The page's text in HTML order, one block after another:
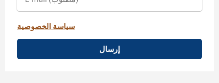
سياسة الخصوصية
إرسال